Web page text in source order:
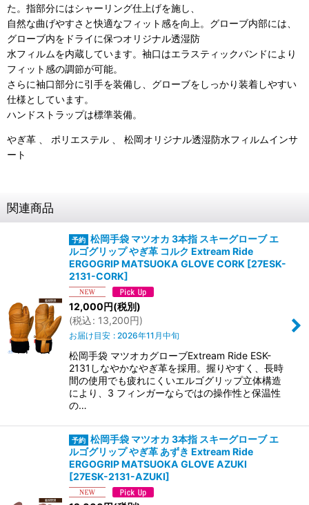
た。指部分にはシャーリング仕上げを施し、
自然な曲げやすさと快適なフィット感を向上。グローブ内部には、
グローブ内をドライに保つオリジナル透湿防
水フィルムを内蔵しています。袖口はエラスティックバンドにより
フィット感の調節が可能。
さらに袖口部分に引手を装備し、グローブをしっかり装着しやすい
仕様としています。
ハンドストラップは標準装備。
やぎ革 、 ポリエステル 、 松岡オリジナル透湿防水フィルムインサ
ート
関連商品
松岡手袋 マツオカ 3本指 スキーグローブ エ
ルゴグリップ やぎ革 コルク Extream Ride
ERGOGRIP MATSUOKA GLOVE CORK [27ESK-
2131-CORK]
12,000円(税別)
(税込: 13,200円)
お届け目安 : 2026年11月中旬
松岡手袋 マツオカグローブExtream Ride ESK-
2131しなやかなやぎ革を採用。握りやすく、長時
間の使用でも疲れにくいエルゴグリップ立体構造
により、3 フィンガーならではの操作性と保温性
の…
松岡手袋 マツオカ 3本指 スキーグローブ エ
ルゴグリップ やぎ革 あずき Extream Ride
ERGOGRIP MATSUOKA GLOVE AZUKI
[27ESK-2131-AZUKI]